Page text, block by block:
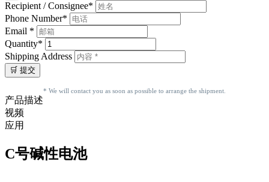
Recipient / Consignee*
Phone Number*
Email *
Quantity*
Shipping Address
* We will contact you as soon as possible to arrange the shipment.
产品描述
视频
应用
C号碱性电池